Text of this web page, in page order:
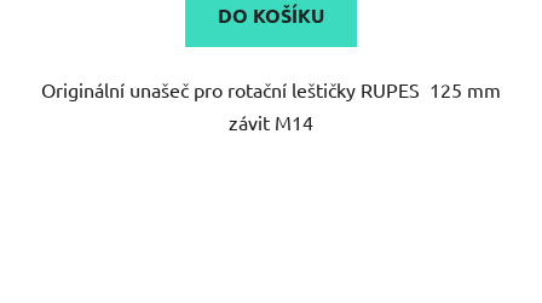
DO KOŠÍKU
Originální unašeč pro rotační leštičky RUPES 125 mm
závit M14